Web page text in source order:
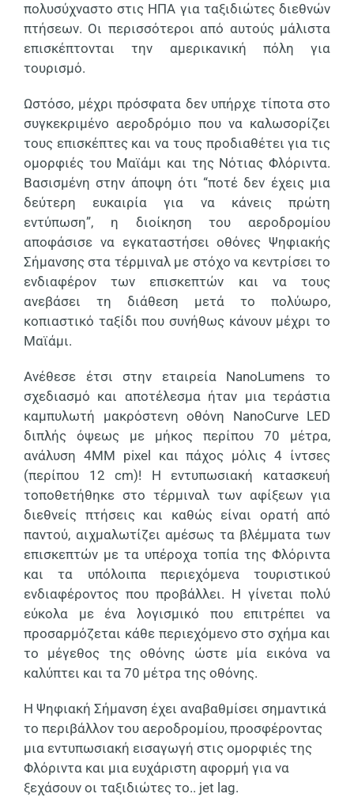
πολυσύχναστο στις ΗΠΑ για ταξιδιώτες διεθνών
πτήσεων. Οι περισσότεροι από αυτούς μάλιστα
επισκέπτονται την αμερικανική πόλη για
τουρισμό.
Ωστόσο, μέχρι πρόσφατα δεν υπήρχε τίποτα στο
συγκεκριμένο αεροδρόμιο που να καλωσορίζει
τους επισκέπτες και να τους προδιαθέτει για τις
ομορφιές του Μαϊάμι και της Νότιας Φλόριντα.
Βασισμένη στην άποψη ότι “ποτέ δεν έχεις μια
δεύτερη ευκαιρία για να κάνεις πρώτη
εντύπωση”, η διοίκηση του αεροδρομίου
αποφάσισε να εγκαταστήσει οθόνες Ψηφιακής
Σήμανσης στα τέρμιναλ με στόχο να κεντρίσει το
ενδιαφέρον των επισκεπτών και να τους
ανεβάσει τη διάθεση μετά το πολύωρο,
κοπιαστικό ταξίδι που συνήθως κάνουν μέχρι το
Μαϊάμι.
Ανέθεσε έτσι στην εταιρεία NanoLumensτο
σχεδιασμό και αποτέλεσμα ήταν μια τεράστια
καμπυλωτή μακρόστενη οθόνη NanoCurve LED
διπλής όψεως με μήκος περίπου 70 μέτρα,
ανάλυση 4ΜΜ pixel και πάχος μόλις 4 ίντσες
(περίπου 12cm)! Η εντυπωσιακή κατασκευή
τοποθετήθηκε στο τέρμιναλ των αφίξεων για
διεθνείς πτήσεις και καθώς είναι ορατή από
παντού, αιχμαλωτίζει αμέσως τα βλέμματα των
επισκεπτών με τα υπέροχα τοπία της Φλόριντα
και τα υπόλοιπα περιεχόμενα τουριστικού
ενδιαφέροντος που προβάλλει. Η γίνεται πολύ
εύκολα με ένα λογισμικό που επιτρέπει να
προσαρμόζεται κάθε περιεχόμενο στο σχήμα και
το μέγεθος της οθόνης ώστε μία εικόνα να
καλύπτει και τα 70 μέτρα της οθόνης.
Η Ψηφιακή Σήμανση έχει αναβαθμίσει σημαντικά
το περιβάλλον του αεροδρομίου, προσφέροντας
μια εντυπωσιακή εισαγωγή στις ομορφιές της
Φλόριντα και μια ευχάριστη αφορμή για να
ξεχάσουν οι ταξιδιώτες το.. jet lag.